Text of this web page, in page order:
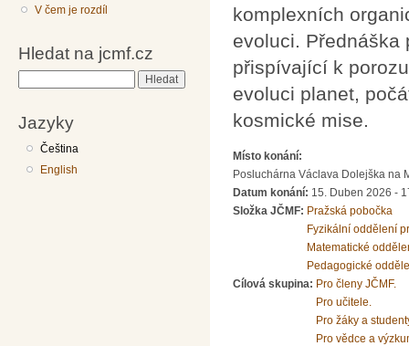
V čem je rozdíl
Hledat na jcmf.cz
Jazyky
Čeština
English
komplexních
evoluci. Přednáška
přispívající k
evoluci planet,
kosmické mise.
Místo konání:
Posluchárna Václava Dolejška na
Datum konání: 15. Duben 2026 -
Složka JČMF: Pražská pobočka
Fyzikální oddělení
Matematické
Pedagogické
Cílová skupina: Pro členy JČMF.
Pro učitele.
Pro žáky a
Pro vědce a